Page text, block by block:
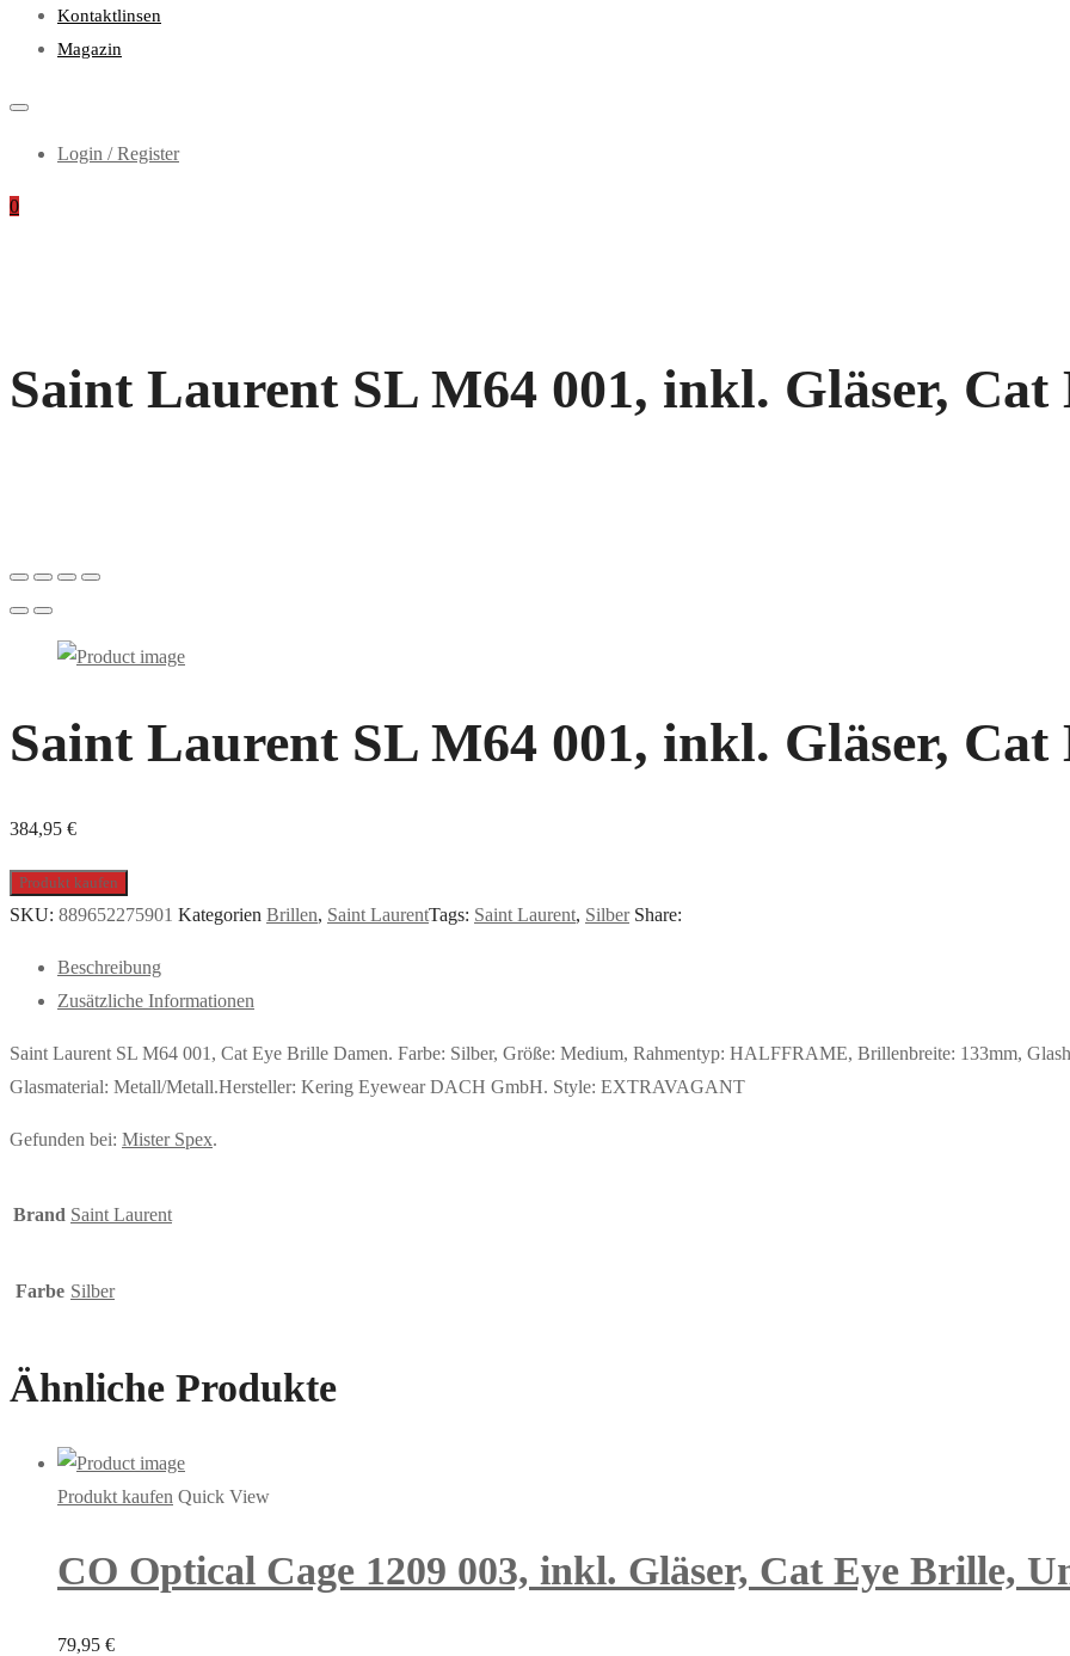
Kontaktlinsen
Magazin
Login / Register
0
Saint Laurent SL M64 001, inkl. Gläser, Cat
Saint Laurent SL M64 001, inkl. Gläser, Cat
384,95 €
Produkt kaufen
SKU: 889652275901 Kategorien Brillen, Saint LaurentTags: Saint Laurent, Silber Share:
Beschreibung
Zusätzliche Informationen
Saint Laurent SL M64 001, Cat Eye Brille Damen. Farbe: Silber, Größe: Medium, Rahmentyp: HALFFRAME, Brillenbreite: 133mm,
Glasmaterial: Metall/Metall.Hersteller: Kering Eyewear DACH GmbH. Style: EXTRAVAGANT
Gefunden bei: Mister Spex.
Brand Saint Laurent
Farbe Silber
Ähnliche Produkte
Produkt kaufen Quick View
CO Optical Cage 1209 003, inkl. Gläser, Cat Eye Brille,
79,95 €